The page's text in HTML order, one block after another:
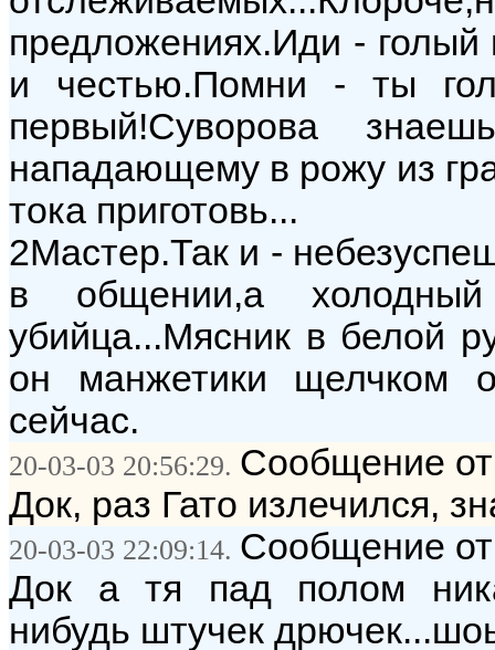
предложениях.Иди -
и честью.Помни - ты
первый!Суворова
нападающему в рожу из
тока приготовь...
2Мастер.Так и -
в общении,а
убийца...Мясник в белой
он манжетики щелчком
сейчас.
20-03-03 20:56:29. Сообщение
Док, раз Гато излечился,
20-03-03 22:09:14. Сообщение
Док а тя пад полом
нибудь штучек